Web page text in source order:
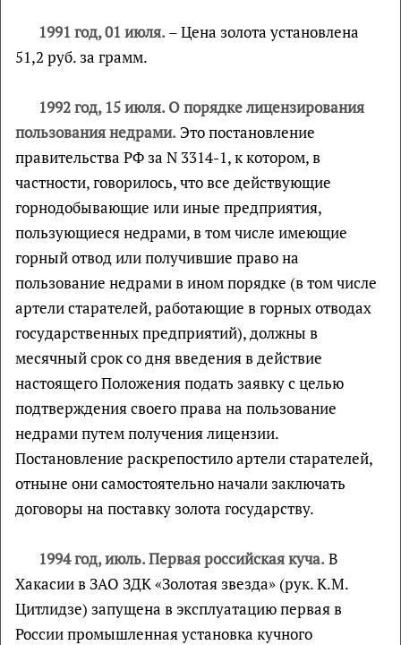
1991 год, 01 июля.– Цена золота установлена
51,2 руб. за грамм.
1992 год, 15 июля. О порядке лицензирования
пользования недрами. Это постановление
правительства РФ за N 3314-1, к котором, в
частности, говорилось, что все действующие
горнодобывающие или иные предприятия,
пользующиеся недрами, в том числе имеющие
горный отвод или получившие право на
пользование недрами в ином порядке (в том числе
артели старателей, работающие в горных отводах
государственных предприятий), должны в
месячный срок со дня введения в действие
настоящего Положения подать заявку с целью
подтверждения своего права на пользование
недрами путем получения лицензии.
Постановление раскрепостило артели старателей,
отныне они самостоятельно начали заключать
договоры на поставку золота государству.
1994 год, июль. Первая российская куча.В
Хакасии в ЗАО ЗДК «Золотая звезда» (рук. К.М.
Цитлидзе) запущена в эксплуатацию первая в
России промышленная установка кучного